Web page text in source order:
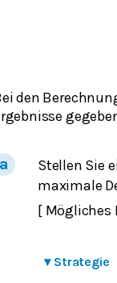
den
Stellen Sie
maximale
[ Mögliches
▾ Strategie